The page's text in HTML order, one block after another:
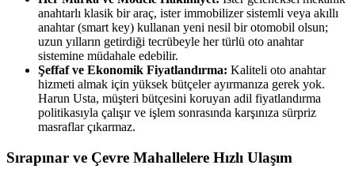
anahtarlı klasik bir araç, ister immobilizer sistemli veya akıllı
anahtar (smart key) kullanan yeni nesil bir otomobil olsun;
uzun yılların getirdiği tecrübeyle her türlü oto anahtar
sistemine müdahale edebilir.
Şeffaf ve Ekonomik Fiyatlandırma: Kaliteli oto anahtar
hizmeti almak için yüksek bütçeler ayırmanıza gerek yok.
Harun Usta, müşteri bütçesini koruyan adil fiyatlandırma
politikasıyla çalışır ve işlem sonrasında karşınıza sürpriz
masraflar çıkarmaz.
Sırapınar ve Çevre Mahallelere Hızlı Ulaşım